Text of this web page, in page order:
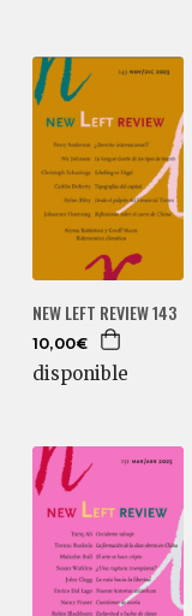
NEW LEFT REVIEW 143
10,00€
disponible